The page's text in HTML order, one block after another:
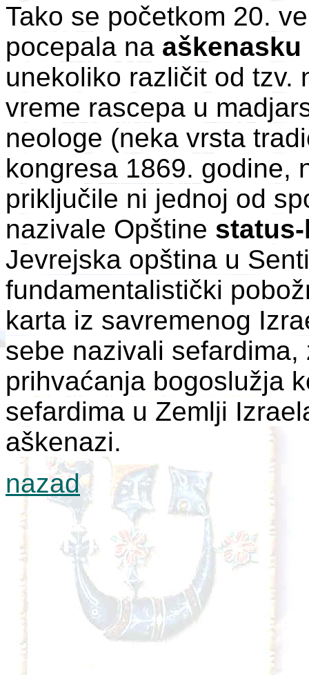
Tako se početkom 20.
pocepala na aškenasku
unekoliko različit od tzv.
vreme rascepa u
neologe (neka vrsta
kongresa 1869. godine,
priključile ni jednoj od
nazivale Opštine
Jevrejska opština u
fundamentalistički
karta iz savremenog
sebe nazivali
prihvaćanja bogoslužja
sefardima u Zemlji
aškenazi.
nazad